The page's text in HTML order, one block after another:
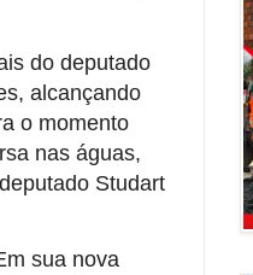
do deputado
alcançando
o momento
nas águas,
Studart
sua nova